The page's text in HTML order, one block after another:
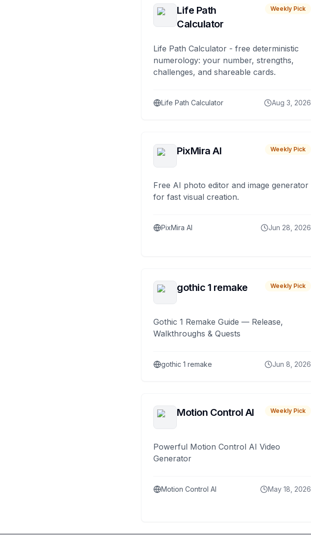
Life Path
Calculator
Weekly Pick
Life Path Calculator - free deterministic
numerology: your number, strengths,
challenges, and shareable cards.
Life Path Calculator Aug 3, 2026
PixMira AI Weekly Pick
Free AI photo editor and image generator
for fast visual creation.
PixMira AI Jun 28, 2026
gothic 1 remake Weekly Pick
Gothic 1 Remake Guide — Release,
Walkthroughs & Quests
gothic 1 remake Jun 8, 2026
Motion Control AI Weekly Pick
Powerful Motion Control AI Video
Generator
Motion Control AI May 18, 2026